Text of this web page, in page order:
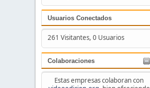
Usuarios Conectados
261 Visitantes, 0 Usuarios
Colaboraciones
Estas empresas colaboran con